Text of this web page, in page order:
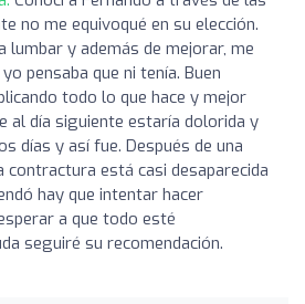
no me equivoqué en su elección.
lumbar y además de mejorar, me
pensaba que ni tenía. Buen
todo lo que hace y mejor
al día siguiente estaría dolorida y
días y así fue. Después de una
contractura está casi desaparecida
hay que intentar hacer
a que todo esté
seguiré su recomendación.